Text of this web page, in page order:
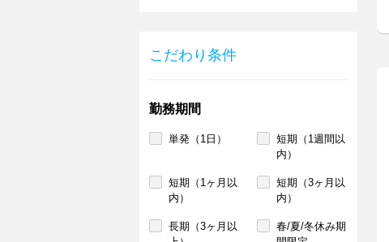
こだわり条件
勤務期間
単発（1日）
短期（1週間以
内）
短期（1ヶ月以
内）
短期（3ヶ月以
内）
長期（3ヶ月以
春/夏/冬休み期